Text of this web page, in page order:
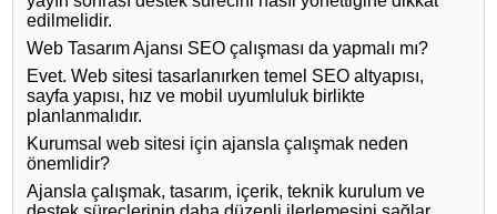
edilmelidir.
Web Tasarım Ajansı SEO çalışması da yapmalı mı?
Evet. Web sitesi tasarlanırken temel SEO altyapısı,
sayfa yapısı, hız ve mobil uyumluluk birlikte
planlanmalıdır.
Kurumsal web sitesi için ajansla çalışmak neden
önemlidir?
Ajansla çalışmak, tasarım, içerik, teknik kurulum ve